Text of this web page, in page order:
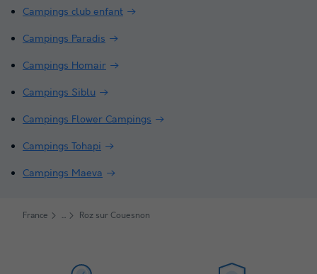
Campings club enfant
Campings Paradis
Campings Homair
Campings Siblu
Campings Flower Campings
Campings Tohapi
Campings Maeva
France Roz sur Couesnon